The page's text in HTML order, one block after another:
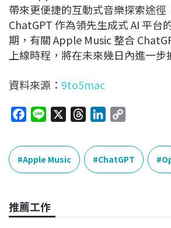
帶來更便捷的互動式音樂探索途徑
ChatGPT 作為領先生成式 AI 平台
期，有關 Apple Music 整合
上線時程，將在未來幾日內進一步
資料來源： 9to5mac
c
e
b
o
k
n
e
a
n
k
e
n
p
y
L
k
Apple Music ChatGPT
推薦工作